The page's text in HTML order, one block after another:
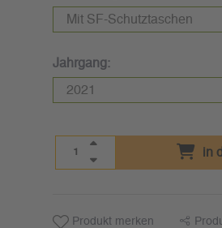
Jahrgang:
in
Produkt merken